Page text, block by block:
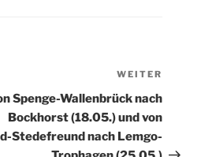
Beitrag
WEITER
Spenge-Wallenbrück nach
Bockhorst (18.05.) und von
Stedefreund nach Lemgo-